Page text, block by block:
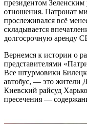
президентом
отношения. Патронат
прослеживался всё
складывается
долгосрочную аренду
Вернемся к истории о
представителями
Все штурмовики
автобус, — это жители
Киевский райсуд
пресечения —